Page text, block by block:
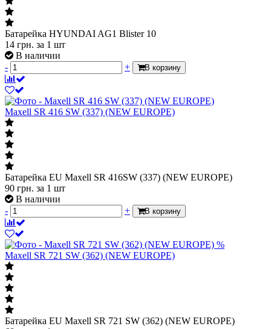
Батарейка HYUNDAI AG1 Blister 10
14 грн. за 1 шт
В наличии
-
+ В корзину
Maxell SR 416 SW (337) (NEW EUROPE)
Батарейка EU Maxell SR 416SW (337) (NEW EUROPE)
90 грн. за 1 шт
В наличии
-
+ В корзину
%
Maxell SR 721 SW (362) (NEW EUROPE)
Батарейка EU Maxell SR 721 SW (362) (NEW EUROPE)